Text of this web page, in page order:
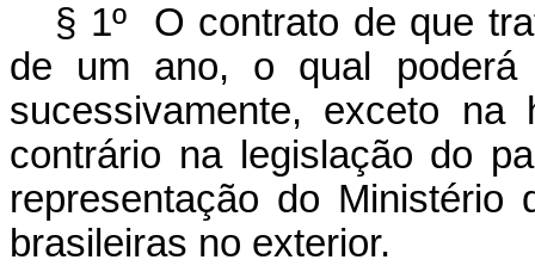
§ 1º O contrato de que
de um ano, o qual poderá
sucessivamente, exceto
contrário na legislação do
representação do
brasileiras no exterior.